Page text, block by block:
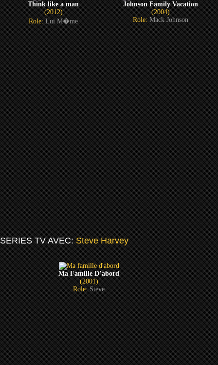
Think like a man
(2012)
Role:Lui M�me
Johnson Family Vacation
(2004)
Role:Mack Johnson
SERIES TV AVEC:Steve Harvey
Ma Famille D’abord
(2001)
Role:Steve